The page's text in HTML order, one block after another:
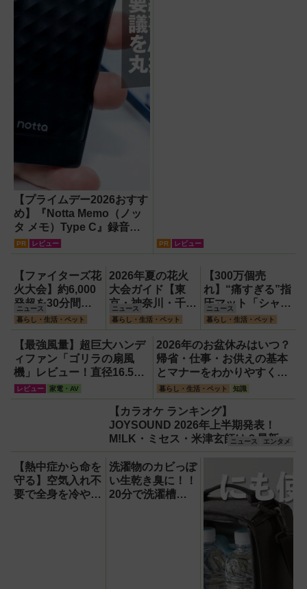
【プライムデー2026おすす
め】『Notta Memo（ノッ
タ メモ）Type C』録音か
らAI自動文字起こし・翻
スレコーダー！【議事録作
成】
PR レビュー PR レビュー
【ファイターズ花
火大会】約6,000
発超を30分間打
ち上げ！【8月8
日】
ニュース
暮らし・生活・ペット
2026年夏の花火
大会ガイド【東
京・神奈川・千
葉】
ニュース
暮らし・生活・ペット
【300万個売
れ】“痛すぎる”指
圧マット「シャク
ティマット」の新
色を渋谷で体験で
きるイベント開
催！
ニュース
暮らし・生活・ペット
【最強風量】超巨大ハンデ
ィファン「ゴリラの扇風
機」レビュー！直径16.5cm
の巨大ファンで想像以上の
涼しさを体感
レビュー 家電・AV
2026年のお盆休みはいつ？
帰省・仕事・お供えの基本
とマナーをわかりやすく解
説
暮らし・生活・ペット 知識
【カラオケ ランキング】
JOYSOUND 2026年上半期発表！
M!LK・ミセス・米津玄師は？最新ト
レンド総まとめ
ニュース エンタメ
【熱中症から命を
守る】空気入れ不
要で全身を冷やす
洗濯物のカビっぽ
い生乾き臭に！！
20分で洗濯槽大